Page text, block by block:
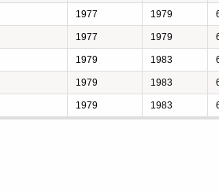
1977 1979
1977 1979
1979 1983
1979 1983
1979 1983